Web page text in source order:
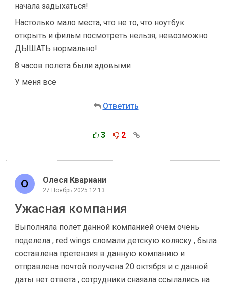
начала задыхаться!
Настолько мало места, что не то, что ноутбук
открыть и фильм посмотреть нельзя, невозможно
ДЫШАТЬ нормально!
8 часов полета были адовыми
У меня все
Ответить
3 2
Олеся Квариани
27 Ноябрь 2025 12:13
Ужасная компания
Выполняла полет данной компанией очем очень
поделела , red wings сломали детскую коляску , была
составлена претензия в данную компанию и
отправлена почтой получена 20 октября и с данной
даты нет ответа , сотрудники снаяала ссылались на